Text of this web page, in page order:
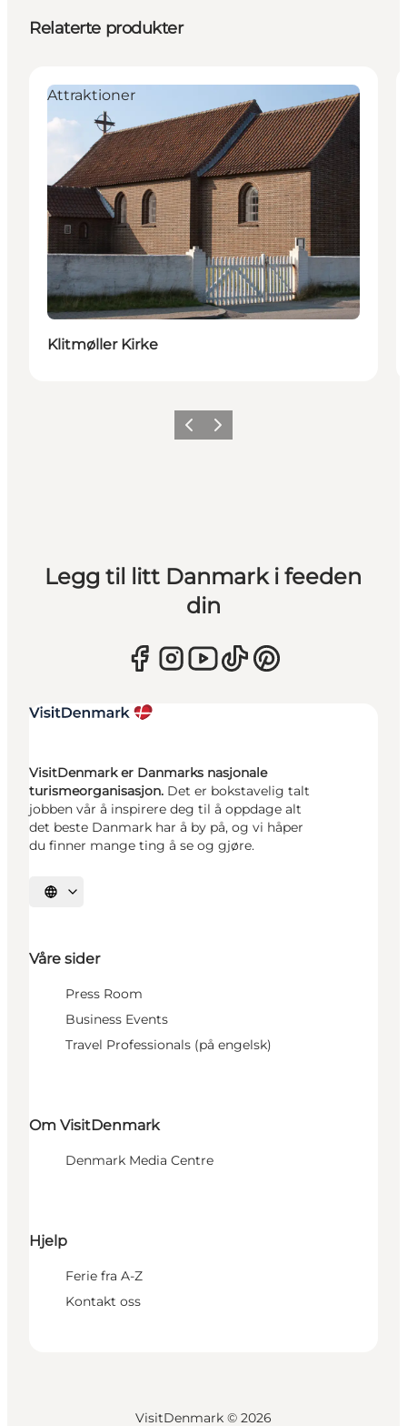
Relaterte produkter
Attraktioner
Klitmøller Kirke
ForrigeNeste
Legg til litt Danmark i feeden
din
VisitDenmark er Danmarks nasjonale
turismeorganisasjon. Det er bokstavelig talt
jobben vår å inspirere deg til å oppdage alt
det beste Danmark har å by på, og vi håper
du finner mange ting å se og gjøre.
Velg språk
Våre sider
Press Room
Business Events
Travel Professionals (på engelsk)
Om VisitDenmark
Denmark Media Centre
Hjelp
Ferie fra A-Z
Kontakt oss
VisitDenmark © 2026